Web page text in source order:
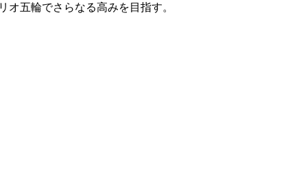
オ五輪でさらなる高みを目指す。